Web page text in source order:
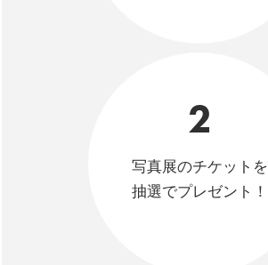
2
写真展のチケットを
抽選でプレゼント！